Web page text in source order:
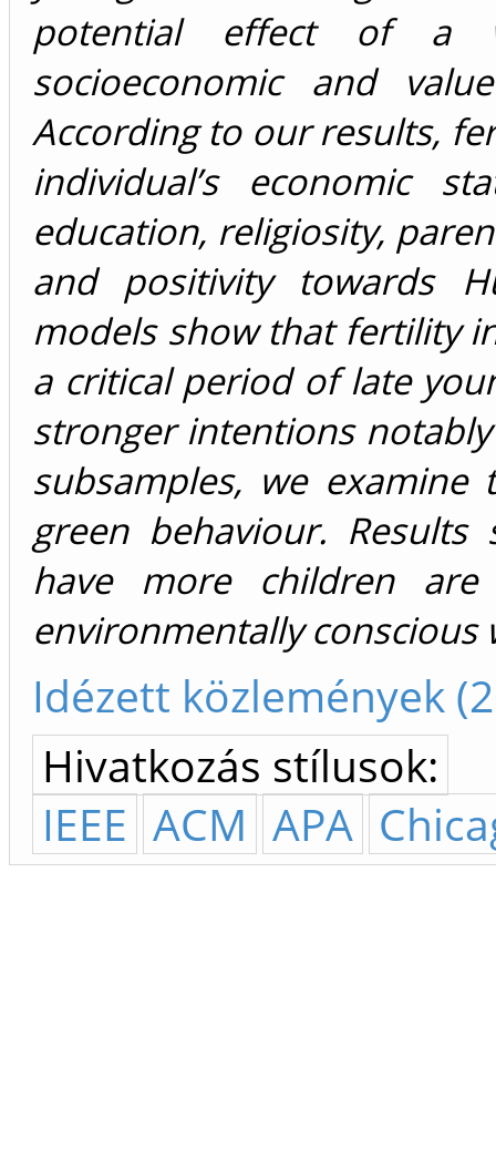
potential effect of a
socioeconomic and
According to our results,
individual’s economic
education, religiosity,
and positivity towards
models show that fertility
a critical period of late
stronger intentions
subsamples, we
green behaviour.
have more children
environmentally conscious
Idézett közlemények
Hivatkozás stílusok:
IEEE ACM APA